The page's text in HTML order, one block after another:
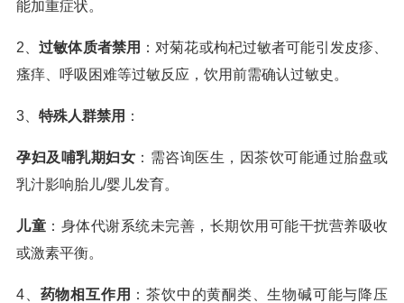
能加重症状。
2、过敏体质者禁用 ：对菊花或枸杞过敏者可能引发皮疹、
瘙痒、呼吸困难等过敏反应，饮用前需确认过敏史。
3、 特殊人群禁用 ：
孕妇及哺乳期妇女 ：需咨询医生，因茶饮可能通过胎盘或
乳汁影响胎儿/婴儿发育。
儿童 ：身体代谢系统未完善，长期饮用可能干扰营养吸收
或激素平衡。
4、 药物相互作用 ：茶饮中的黄酮类、生物碱可能与降压